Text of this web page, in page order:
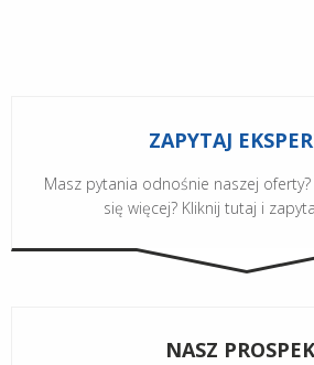
ZAPYTAJ
Masz pytania odnośnie naszej
się więcej? Kliknij tutaj i
NASZ